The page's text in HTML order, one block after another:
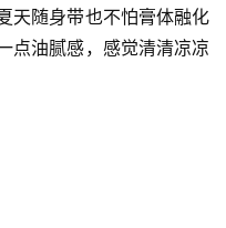
天随身带也不怕膏体融化
点油腻感，感觉清清凉凉